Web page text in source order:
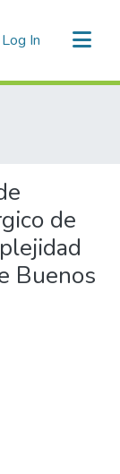
Log In (current)
de
Buenos